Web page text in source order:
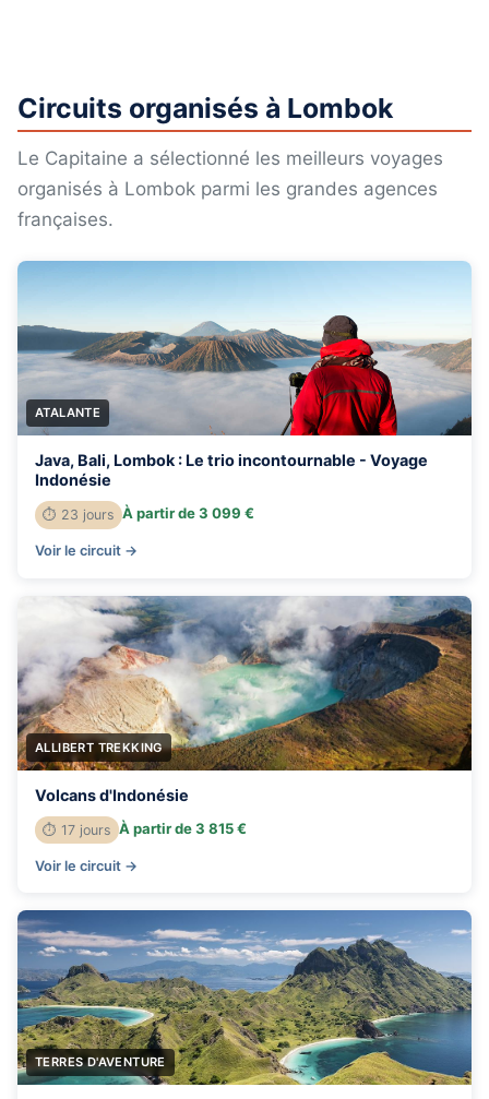
Circuits organisés à Lombok
Le Capitaine a sélectionné les meilleurs voyages
organisés à Lombok parmi les grandes agences
françaises.
ATALANTE
Java, Bali, Lombok : Le trio incontournable - Voyage
Indonésie
⏱ 23 jours À partir de 3 099 €
Voir le circuit →
ALLIBERT TREKKING
Volcans d'Indonésie
⏱ 17 jours À partir de 3 815 €
Voir le circuit →
TERRES D'AVENTURE